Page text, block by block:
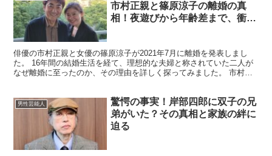
市村正親と篠原涼子の離婚の真
相！夜遊びから年齢差まで、衝撃
俳優の市村正親と女優の篠原涼子が2021年7月に離婚を発表しまし
た。 16年間の結婚生活を経て、理想的な夫婦と称されていた二人が
なぜ離婚に至ったのか、その理由を詳しく探ってみました。 市村正
男性芸能人
驚愕の事実！岸部四郎に双子の兄
弟がいた？その真相と家族の絆に
迫る